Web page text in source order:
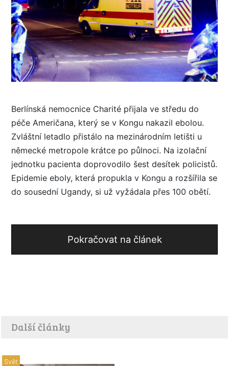
Berlínská nemocnice Charité přijala ve středu do
péče Američana, který se v Kongu nakazil ebolou.
Zvláštní letadlo přistálo na mezinárodním letišti u
německé metropole krátce po půlnoci. Na izolační
jednotku pacienta doprovodilo šest desítek policistů.
Epidemie eboly, která propukla v Kongu a rozšířila se
do sousední Ugandy, si už vyžádala přes 100 obětí.
Pokračovat na článek
Další články
Svět